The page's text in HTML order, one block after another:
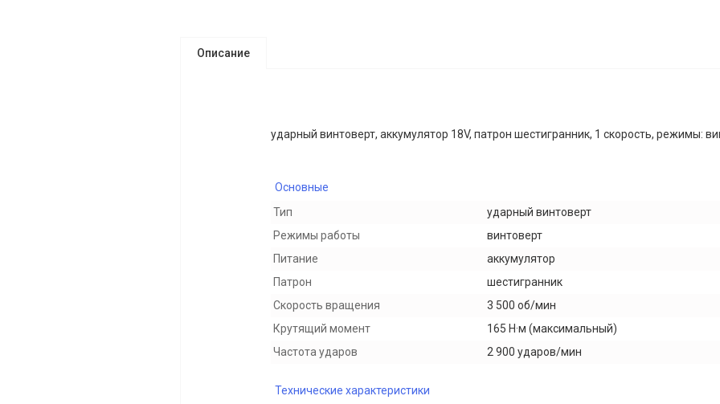
Описание
ударный винтоверт, аккумулятор 18V, патрон шестигранник, 1 скорость, режимы:
Основные
Тип
ударный винтоверт
Режимы работы
винтоверт
Питание
аккумулятор
Патрон
шестигранник
Скорость вращения
3 500 об/мин
Крутящий момент
165 Н·м (максимальный)
Частота ударов
2 900 ударов/мин
Технические характеристики